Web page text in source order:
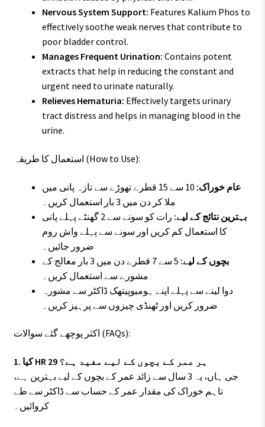
Nervous System Support: Features Kalium Phos to
effectively soothe weak nerves that contribute to
poor bladder control.
Manages Frequent Urination: Contains potent
extracts that help in reducing the constant and
urgent need to urinate naturally.
Relieves Hematuria: Effectively targets urinary
tract distress and helps in managing blood in the
urine.
استعمال کا طریقہ (How to Use):
عام خوراک:
10 سے 15 قطرے تھوڑے سے تازہ پانی میں
ملا کر دن میں 3 بار استعمال کریں۔
بہترین نتائج کے لیے:
رات کو سونے سے 2 گھنٹے پہلے پانی
کا استعمال کم کریں اور سونے سے پہلے واش روم
ضرور جائیں۔
بچوں کے لیے:
5 سے 7 قطرے دن میں 3 بار معالج کے
مشورے سے استعمال کریں۔
دوا لینے سے پہلے اپنے ہومیوپیتھک ڈاکٹر سے مشورہ
ضرور کریں اور ٹھنڈی چیزوں سے پرہیز کریں۔
اکثر پوچھے گئے سوالات (FAQs):
1. کیا HR 29 ہر عمر کے بچوں کے لیے مفید ہے؟
جی ہاں، یہ 3 سال سے زائد عمر کے بچوں کے لیے بہترین ہے،
تاہم خوراک کی مقدار عمر کے حساب سے ڈاکٹر سے طے
کروائیں۔